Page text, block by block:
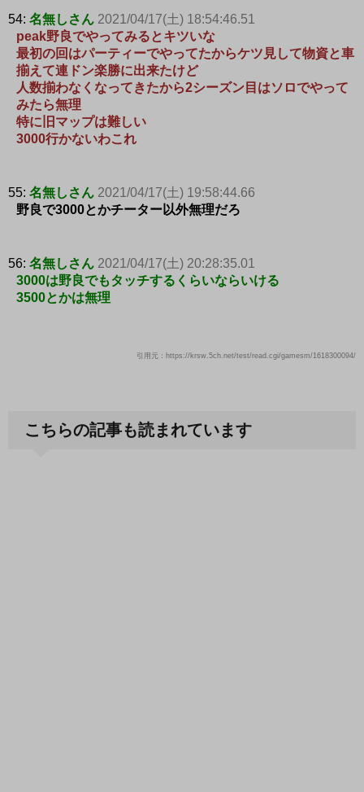
54: 名無しさん 2021/04/17(土) 18:54:46.51
peak野良でやってみるとキツいな
最初の回はパーティーでやってたからケツ見して物資と車
揃えて連ドン楽勝に出来たけど
人数揃わなくなってきたから2シーズン目はソロでやって
みたら無理
特に旧マップは難しい
3000行かないわこれ
55: 名無しさん 2021/04/17(土) 19:58:44.66
野良で3000とかチーター以外無理だろ
56: 名無しさん 2021/04/17(土) 20:28:35.01
3000は野良でもタッチするくらいならいける
3500とかは無理
引用元：https://krsw.5ch.net/test/read.cgi/gamesm/1618300094/
こちらの記事も読まれています